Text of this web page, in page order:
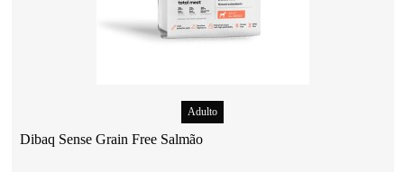
Adulto
Dibaq Sense Grain Free Salmão